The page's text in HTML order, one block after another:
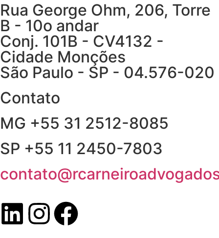
Rua George Ohm, 206, Torre
B - 10o andar
Conj. 101B - CV4132 -
Cidade Monções
São Paulo - SP - 04.576-020
Contato
MG +55 31 2512-8085
SP +55 11 2450-7803